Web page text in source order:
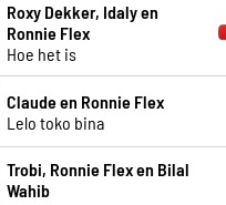
Roxy Dekker, Idaly en
Ronnie Flex
Hoe het is
Claude en Ronnie Flex
Lelo toko bina
Trobi, Ronnie Flex en Bilal
Wahib